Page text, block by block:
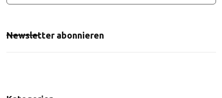
Newsletter abonnieren